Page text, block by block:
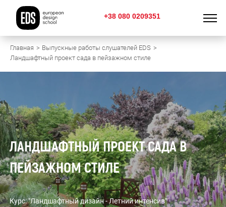
+38 080 0209351
Главная
Выпускные работы слушателей EDS
Ландшафтный проект сада в пейзажном стиле
ЛАНДШАФТНЫЙ ПРОЕКТ САДА В
ПЕЙЗАЖНОМ СТИЛЕ
Курс: "Ландшафтный дизайн - Летний интенсив"